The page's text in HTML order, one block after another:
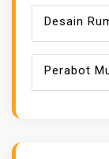
Desain
Perabot